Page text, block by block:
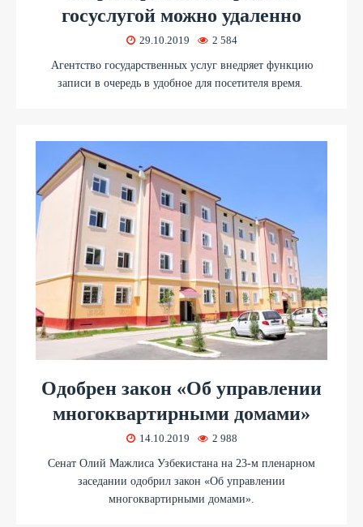
госуслугой можно удаленно
29.10.2019 2 584
Агентство государственных услуг внедряет функцию
записи в очередь в удобное для посетителя время.
Одобрен закон «Об управлении
многоквартирными домами»
14.10.2019 2 988
Сенат Олий Мажлиса Узбекистана на 23-м пленарном
заседании одобрил закон «Об управлении
многоквартирными домами».